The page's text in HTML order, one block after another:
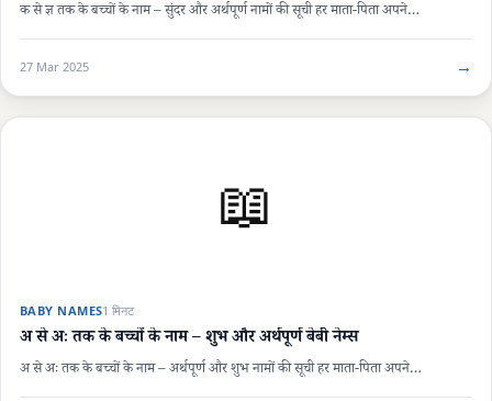
क से ज्ञ तक के बच्चों के नाम – सुंदर और अर्थपूर्ण नामों की सूची हर माता-पिता अपने…
27 Mar 2025 →
📖
BABY NAMES1 मिनट
अ से अः तक के बच्चों के नाम – शुभ और अर्थपूर्ण बेबी नेम्स
अ से अः तक के बच्चों के नाम – अर्थपूर्ण और शुभ नामों की सूची हर माता-पिता अपने…